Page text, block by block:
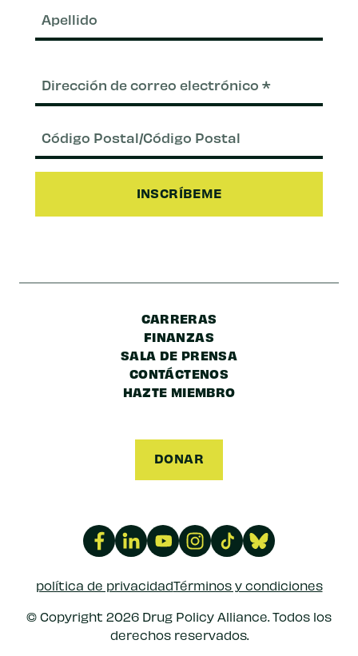
electrónico
Postal/Código
CARRERAS
FINANZAS
SALA DE PRENSA
CONTÁCTENOS
HAZTE MIEMBRO
DONAR
política de privacidadTérminos y condiciones
© Copyright 2026 Drug Policy Alliance. Todos los
derechos reservados.